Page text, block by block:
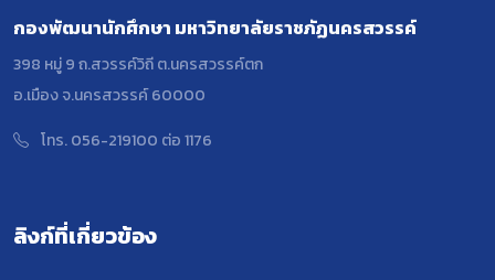
กองพัฒนานักศึกษา มหาวิทยาลัยราชภัฏนครสวรรค์
398 หมู่ 9 ถ.สวรรค์วิถี ต.นครสวรรค์ตก
อ.เมือง จ.นครสวรรค์ 60000
โทร. 056-219100 ต่อ 1176
ลิงก์ที่เกี่ยวข้อง